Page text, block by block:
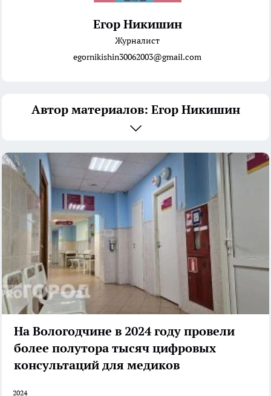
Егор Никишин
Журналист
egornikishin30062003@gmail.com
Автор материалов: Егор Никишин
На Вологодчине в 2024 году провели
более полутора тысяч цифровых
консультаций для медиков
2024